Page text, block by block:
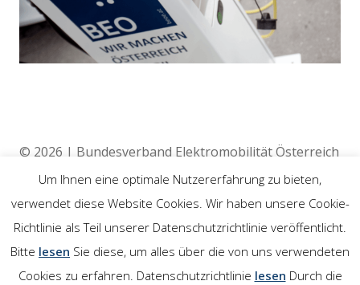
© 2026 | Bundesverband Elektromobilität Österreich
(BEÖ) | 4020 Linz
Rechtliches
Impressum
Um Ihnen eine optimale Nutzererfahrung zu bieten,
verwendet diese Website Cookies. Wir haben unsere Cookie-
Richtlinie als Teil unserer Datenschutzrichtlinie veröffentlicht.
Bitte lesen Sie diese, um alles über die von uns verwendeten
Cookies zu erfahren. Datenschutzrichtlinie lesen Durch die